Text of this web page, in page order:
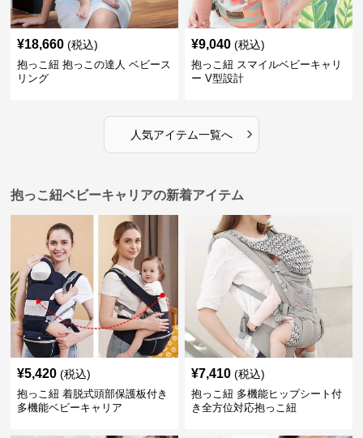
¥18,660 (税込)
抱っこ紐 抱っこの達人 ベビース
リング
¥9,040 (税込)
抱っこ紐 スマイルベビーキャリ
ー V型設計
人気アイテム一覧へ ›
抱っこ紐ベビーキャリアの新着アイテム
¥5,420 (税込)
抱っこ紐 着脱式頭部保護板付き
多機能ベビーキャリア
¥7,410 (税込)
抱っこ紐 多機能ヒップシート付
き全方位対応抱っこ紐